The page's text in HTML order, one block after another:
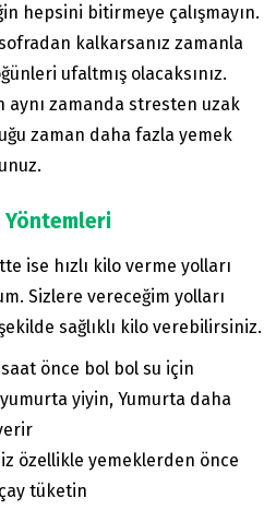
hepsini bitirmeye çalışmayın.
kalkarsanız zamanla
ufaltmış olacaksınız.
aynı zamanda stresten uzak
zaman daha fazla yemek
Yöntemleri
ise hızlı kilo verme yolları
Sizlere vereceğim yolları
sağlıklı kilo verebilirsiniz.
önce bol bol su için
yiyin, Yumurta daha
özellikle yemeklerden önce
tüketin